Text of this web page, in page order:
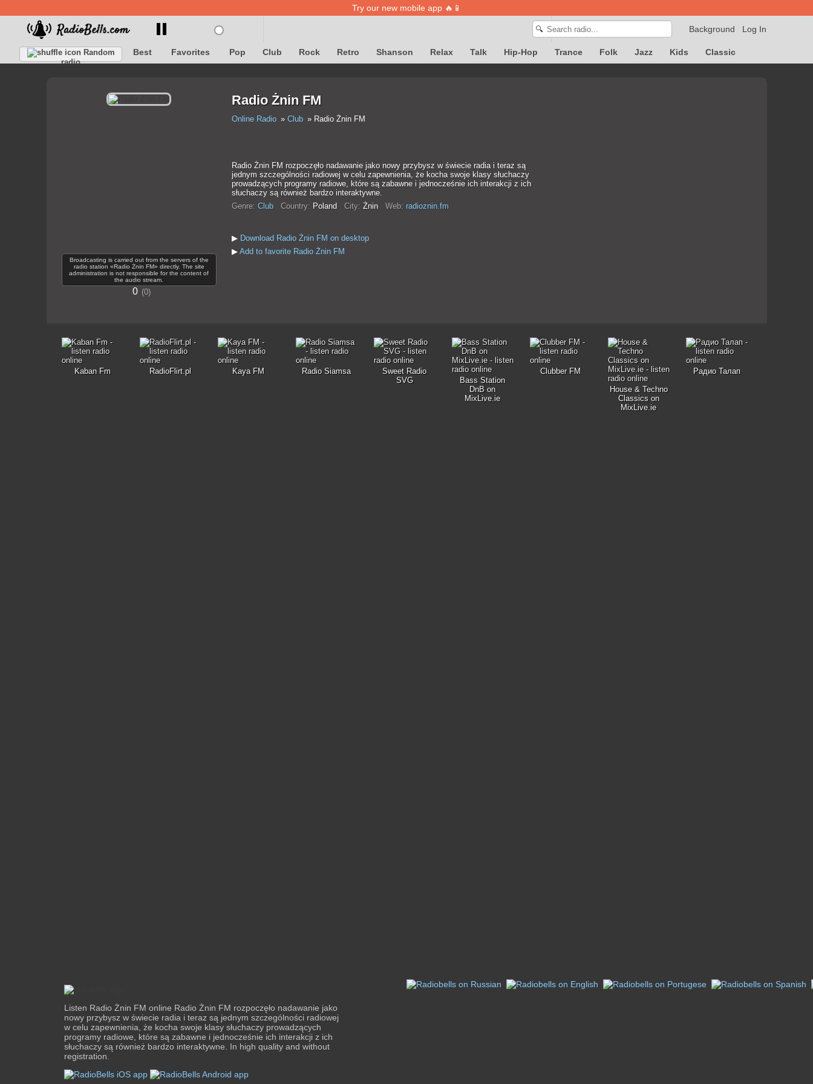
Try our new mobile app 🔥📱
Log In
Background
🔍
Random
radio
Best Favorites Pop Club Rock Retro Shanson Relax Talk Hip-Hop Trance Folk Jazz Kids Classic
Broadcasting is carried out from the servers of the
radio station «Radio Żnin FM» directly. The site
administration is not responsible for the content of
the audio stream.
0 0
Radio Żnin FM
Online Radio Club Radio Żnin FM
Radio Żnin FM rozpoczęło nadawanie jako nowy przybysz w świecie radia i teraz są
jednym szczególności radiowej w celu zapewnienia, że ​​kocha swoje klasy słuchaczy
prowadzących programy radiowe, które są zabawne i jednocześnie ich interakcji z ich
słuchaczy są również bardzo interaktywne.
Genre: Club Country: Poland City: Żnin Web: radioznin.fm
▶ Download Radio Żnin FM on desktop
▶ Add to favorite Radio Żnin FM
Kaban Fm RadioFlirt.pl Kaya FM Radio Siamsa
Sweet Radio
SVG
Bass Station
DnB on
MixLive.ie
Clubber FM
House & Techno
Classics on
MixLive.ie
Радио Талап
Listen Radio Żnin FM online Radio Żnin FM rozpoczęło nadawanie jako
nowy przybysz w świecie radia i teraz są jednym szczególności radiowej
w celu zapewnienia, że ​​kocha swoje klasy słuchaczy prowadzących
programy radiowe, które są zabawne i jednocześnie ich interakcji z ich
słuchaczy są również bardzo interaktywne. In high quality and without
registration.